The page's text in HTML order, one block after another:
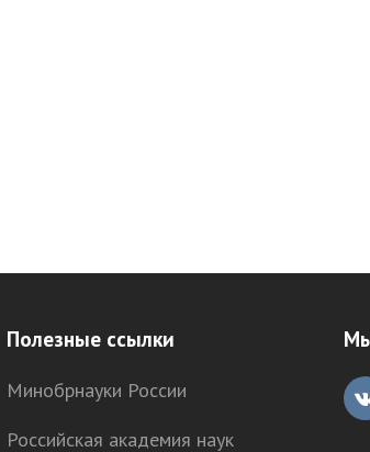
Полезные ссылки
Минобрнауки России
Российская академия наук